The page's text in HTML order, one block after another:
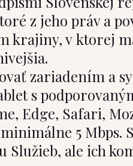
z jeho práv a
krajiny, v ktorej
zariadením a
s
Edge, Safari,
5 Mbps.
Služieb, ale ich